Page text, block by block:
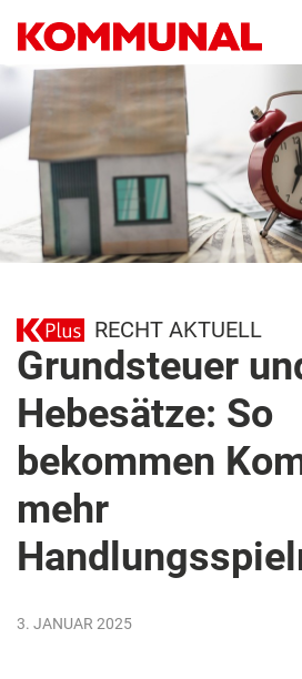
zum
Inhalt
RECHT AKTUELL
Grundsteuer
Hebesätze: So
bekommen
mehr
3. JANUAR 2025